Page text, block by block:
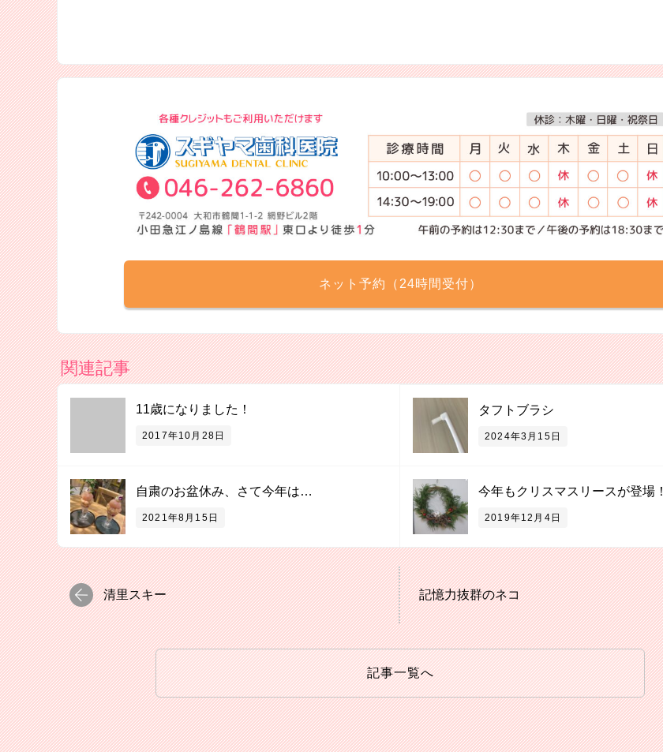
ネット予約（24時間受付）
関連記事
11歳になりました！
2017年10月28日
タフトブラシ
2024年3月15日
自粛のお盆休み、さて今年は…
2021年8月15日
今年もクリスマスリースが登場！
2019年12月4日
清里スキー 記憶力抜群のネコ
記事一覧へ